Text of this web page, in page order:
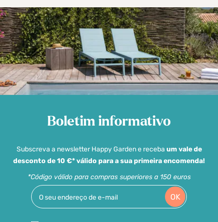
Boletim informativo
Subscreva a newsletter Happy Garden e receba um vale de
desconto de 10 €* válido para a sua primeira encomenda!
*Código válido para compras superiores a 150 euros
OK